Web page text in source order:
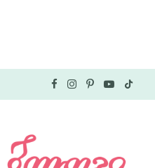
I P Y T